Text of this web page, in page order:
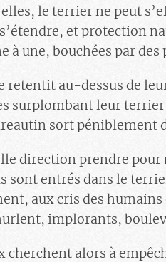
le terrier ne peut
et protection
à une, bouchées par des
au-dessus de
surplombant leur
sort péniblement
direction prendre
sont entrés dans le
aux cris des
implorants,
cherchent alors à